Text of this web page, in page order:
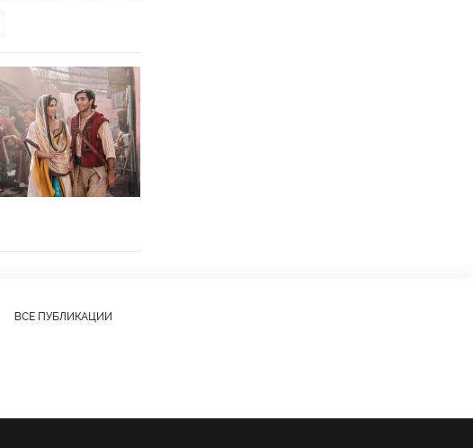
ВСЕ ПУБЛИКАЦИИ